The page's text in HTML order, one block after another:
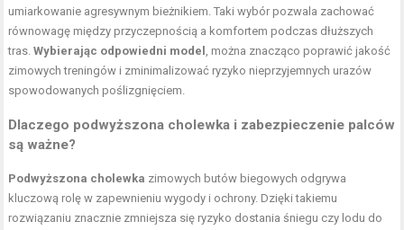
umiarkowanie agresywnym bieżnikiem. Taki wybór pozwala zachować
równowagę między przyczepnością a komfortem podczas dłuższych
tras.Wybierając odpowiedni model , można znacząco poprawić jakość
zimowych treningów i zminimalizować ryzyko nieprzyjemnych urazów
spowodowanych poślizgnięciem.
Dlaczego podwyższona cholewka i zabezpieczenie palców
są ważne?
Podwyższona cholewka zimowych butów biegowych odgrywa
kluczową rolę w zapewnieniu wygody i ochrony. Dzięki takiemu
rozwiązaniu znacznie zmniejsza się ryzyko dostania śniegu czy lodu do